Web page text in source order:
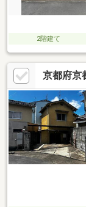
2階建て
京都府京